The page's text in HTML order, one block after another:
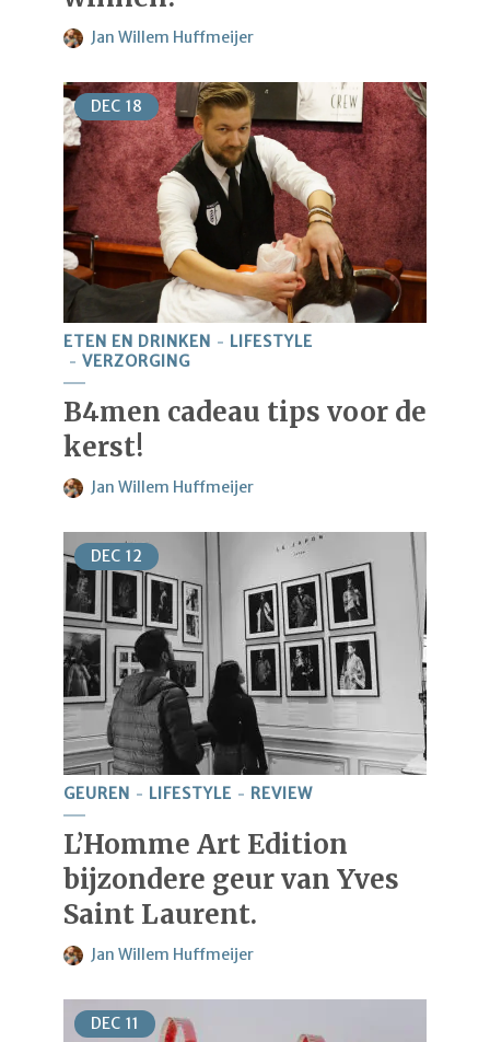
Jan Willem Huffmeijer
DEC 18
ETEN EN DRINKEN
LIFESTYLE
VERZORGING
B4men cadeau tips voor de
kerst!
Jan Willem Huffmeijer
DEC 12
GEUREN LIFESTYLE REVIEW
L’Homme Art Edition
bijzondere geur van Yves
Saint Laurent.
Jan Willem Huffmeijer
DEC 11